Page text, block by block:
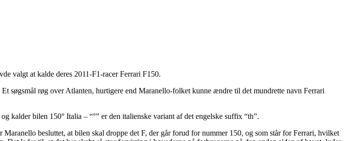
valgt at kalde deres 2011-F1-racer Ferrari F150.
søgsmål røg over Atlanten, hurtigere end Maranello-folket kunne ændre til det mundrette navn Ferrari
kalder bilen 150° Italia – “°” er den italienske variant af det engelske suffix “th”.
besluttet, at bilen skal droppe det F, der går forud for nummer 150, og som står for Ferrari, hvilket